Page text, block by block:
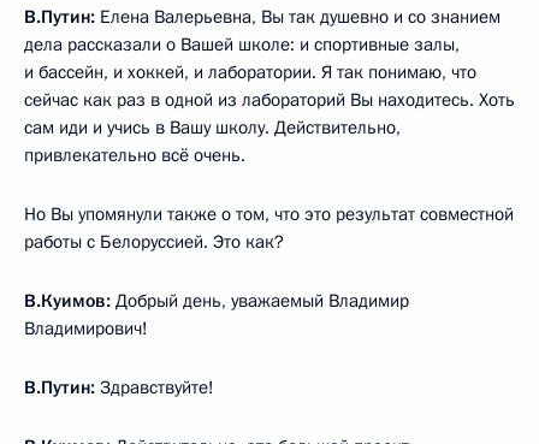
В.Путин: Елена Валерьевна, Вы так душевно и со знанием
дела рассказали о Вашей школе: и спортивные залы,
и бассейн, и хоккей, и лаборатории. Я так понимаю, что
сейчас как раз в одной из лабораторий Вы находитесь. Хоть
сам иди и учись в Вашу школу. Действительно,
привлекательно всё очень.
Но Вы упомянули также о том, что это результат совместной
работы с Белоруссией. Это как?
В.Куимов: Добрый день, уважаемый Владимир
Владимирович!
В.Путин: Здравствуйте!